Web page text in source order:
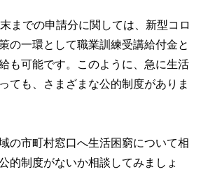
までの申請分に関しては、新型コロ
の一環として職業訓練受講給付金と
も可能です。このように、急に生活
ても、さまざまな公的制度がありま
の市町村窓口へ生活困窮について相
的制度がないか相談してみましょ